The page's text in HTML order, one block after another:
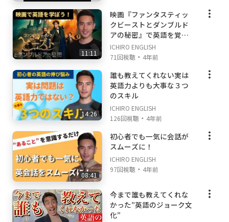
11:11
映画『ファンタスティッ
クビーストとダンブルド
アの秘密』で英語を覚え
よう！
ICHIRO ENGLISH
71回視聴 ・ 4年前
14:26
誰も教えてくれない実は
英語力よりも大事な３つ
のスキル
ICHIRO ENGLISH
126回視聴 ・ 4年前
08:41
初心者でも一気に会話が
スムーズに！
ICHIRO ENGLISH
97回視聴 ・ 4年前
今まで誰も教えてくれな
かった”英語のジョーク文
化”